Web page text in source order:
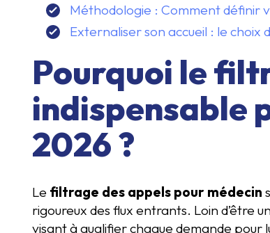
Méthodologie : Comment définir
Externaliser son accueil : le
Pourquoi le
indispensable
2026 ?
Le filtrage des appels pour médecin
rigoureux des flux entrants. Loin d’être
visant à qualifier chaque demande